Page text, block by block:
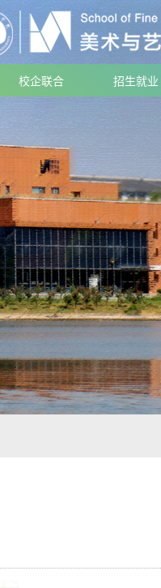
校企联合 招生就业